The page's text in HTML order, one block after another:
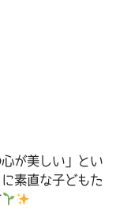
が美しい」とい
素直な子どもた